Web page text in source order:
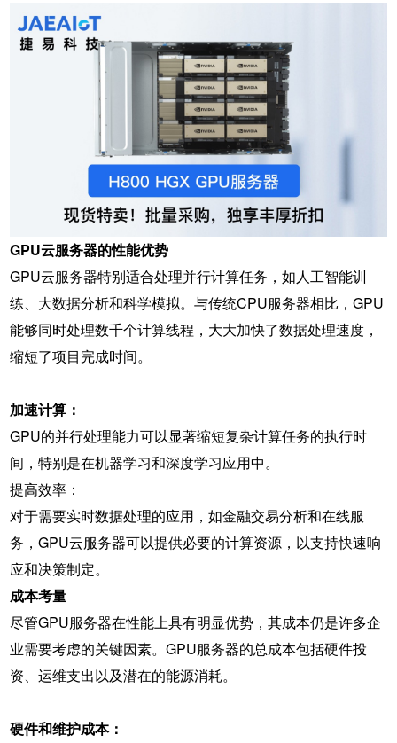
GPU云服务器的性能优势
GPU云服务器特别适合处理并行计算任务，如人工智能训
练、大数据分析和科学模拟。与传统CPU服务器相比，GPU
能够同时处理数千个计算线程，大大加快了数据处理速度，
缩短了项目完成时间。
加速计算：
GPU的并行处理能力可以显著缩短复杂计算任务的执行时
间，特别是在机器学习和深度学习应用中。
提高效率：
对于需要实时数据处理的应用，如金融交易分析和在线服
务，GPU云服务器可以提供必要的计算资源，以支持快速响
应和决策制定。
成本考量
尽管GPU服务器在性能上具有明显优势，其成本仍是许多企
业需要考虑的关键因素。GPU服务器的总成本包括硬件投
资、运维支出以及潜在的能源消耗。
硬件和维护成本：